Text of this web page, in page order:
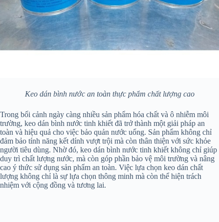
Keo dán bình nước an toàn thực phẩm chất lượng cao
Trong bối cảnh ngày càng nhiều sản phẩm hóa chất và ô nhiễm môi
trường, keo dán bình nước tinh khiết đã trở thành một giải pháp an
toàn và hiệu quả cho việc bảo quản nước uống. Sản phẩm không chỉ
đảm bảo tính năng kết dính vượt trội mà còn thân thiện với sức khỏe
người tiêu dùng. Nhờ đó, keo dán bình nước tinh khiết không chỉ giúp
duy trì chất lượng nước, mà còn góp phần bảo vệ môi trường và nâng
cao ý thức sử dụng sản phẩm an toàn. Việc lựa chọn keo dán chất
lượng không chỉ là sự lựa chọn thông minh mà còn thể hiện trách
nhiệm với cộng đồng và tương lai.